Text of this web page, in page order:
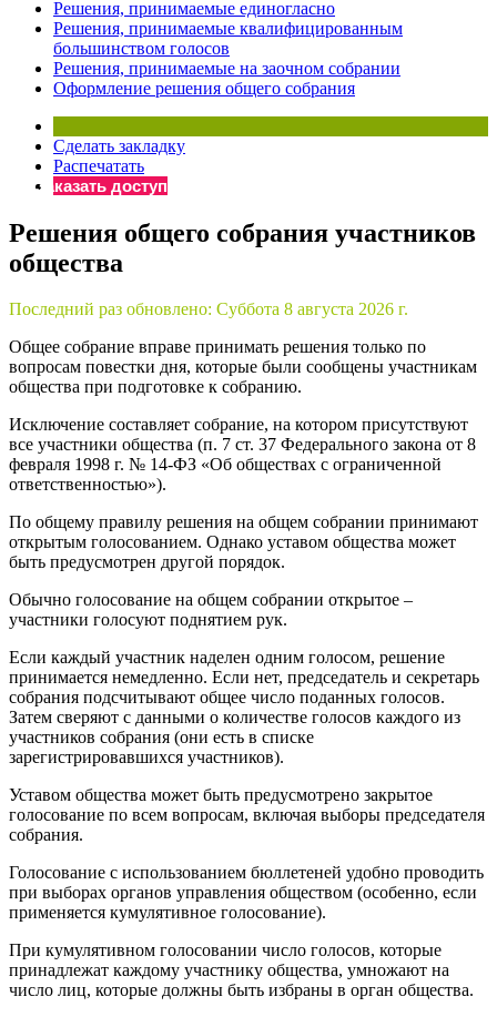
Бератор
«Практическая энциклопедия бухгалтера»
Материалы электронного журнала
«Нормативные акты для бухгалтера»
«Практическая бухгалтерия»
Онлайн-сервисы «Учетная политика» и «Алгоритмы для
Просто заполните форму, и мы вышлем вам на почту
Решения, принимаемые единогласно
Решения, принимаемые квалифицированным
большинством голосов
Решения, принимаемые на заочном собрании
Оформление решения общего собрания
Сделать закладку
Распечатать
Заказать доступ
Решения общего собрания участников
общества
Последний раз обновлено: Суббота 8 августа 2026 г.
Общее собрание вправе принимать решения только по
вопросам повестки дня, которые были сообщены участникам
общества при подготовке к собранию.
Исключение составляет собрание, на котором присутствуют
все участники общества (п. 7 ст. 37 Федерального закона от 8
февраля 1998 г. № 14-ФЗ «Об обществах с ограниченной
ответственностью»).
По общему правилу решения на общем собрании принимают
открытым голосованием. Однако уставом общества может
быть предусмотрен другой порядок.
Обычно голосование на общем собрании открытое –
участники голосуют поднятием рук.
Если каждый участник наделен одним голосом, решение
принимается немедленно. Если нет, председатель и секретарь
собрания подсчитывают общее число поданных голосов.
Затем сверяют с данными о количестве голосов каждого из
участников собрания (они есть в списке
зарегистрировавшихся участников).
Уставом общества может быть предусмотрено закрытое
голосование по всем вопросам, включая выборы председателя
собрания.
Голосование с использованием бюллетеней удобно проводить
при выборах органов управления обществом (особенно, если
применяется кумулятивное голосование).
При кумулятивном голосовании число голосов, которые
принадлежат каждому участнику общества, умножают на
число лиц, которые должны быть избраны в орган общества.